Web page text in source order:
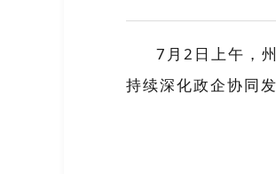
7 月 2 日上午，
持续深化政企协同